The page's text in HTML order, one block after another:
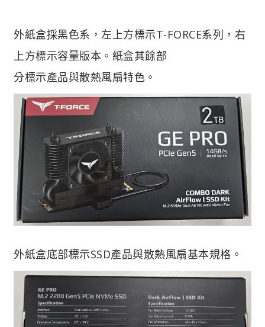
外紙盒採黑色系，左上方標示T-FORCE系列，右
上方標示容量版本。紙盒其餘部
分標示產品與散熱風扇特色。
外紙盒底部標示SSD產品與散熱風扇基本規格。